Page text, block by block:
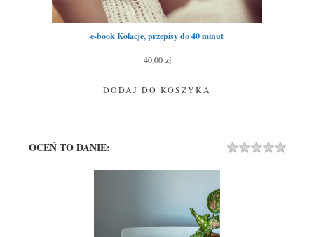
e-book Kolacje, przepisy do 40 minut
40,00 zł
DODAJ DO KOSZYKA
OCEŃ TO DANIE: Rating